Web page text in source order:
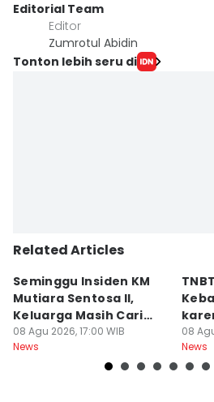
Editorial Team
Editor
Zumrotul Abidin
Tonton lebih seru di
Related Articles
Seminggu Insiden KM
Mutiara Sentosa II,
Keluarga Masih Cari
Korban
08 Agu 2026, 17:00 WIB
News
08
News